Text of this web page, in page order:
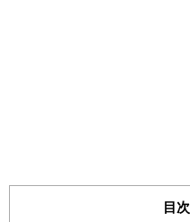
目次